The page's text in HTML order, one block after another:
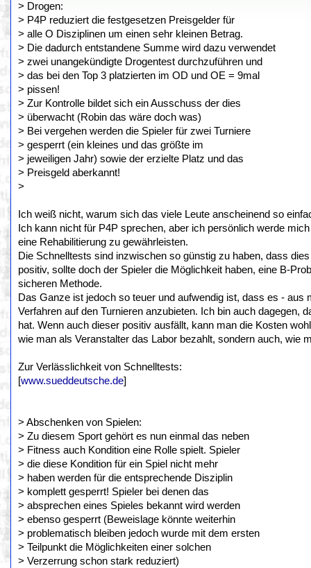
> Drogen:
> P4P reduziert die festgesetzen Preisgelder für
> alle O Disziplinen um einen sehr kleinen Betrag.
> Die dadurch entstandene Summe wird dazu verwendet
> zwei unangekündigte Drogentest durchzuführen und
> das bei den Top 3 platzierten im OD und OE = 9mal
> pissen!
> Zur Kontrolle bildet sich ein Ausschuss der dies
> überwacht (Robin das wäre doch was)
> Bei vergehen werden die Spieler für zwei Turniere
> gesperrt (ein kleines und das größte im
> jeweiligen Jahr) sowie der erzielte Platz und das
> Preisgeld aberkannt!
>
Ich weiß nicht, warum sich das viele Leute anscheinend so
Ich kann nicht für P4P sprechen, aber ich persönlich werde
eine Rehabilitierung zu gewährleisten.
Die Schnelltests sind inzwischen so günstig zu haben, dass
positiv, sollte doch der Spieler die Möglichkeit haben, eine B-
sicheren Methode.
Das Ganze ist jedoch so teuer und aufwendig ist, dass es -
Verfahren auf den Turnieren anzubieten. Ich bin auch dagegen,
hat. Wenn auch dieser positiv ausfällt, kann man die Kosten
wie man als Veranstalter das Labor bezahlt, sondern auch, wie
Zur Verlässlichkeit von Schnelltests:
[www.sueddeutsche.de]
> Abschenken von Spielen:
> Zu diesem Sport gehört es nun einmal das neben
> Fitness auch Kondition eine Rolle spielt. Spieler
> die diese Kondition für ein Spiel nicht mehr
> haben werden für die entsprechende Disziplin
> komplett gesperrt! Spieler bei denen das
> absprechen eines Spieles bekannt wird werden
> ebenso gesperrt (Beweislage könnte weiterhin
> problematisch bleiben jedoch wurde mit dem ersten
> Teilpunkt die Möglichkeiten einer solchen
> Verzerrung schon stark reduziert)